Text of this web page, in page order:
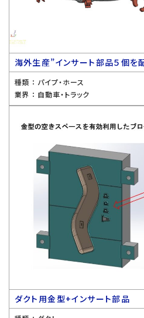
海外生産”インサート部品５個
種類 ： パイプ・ホース
業界 ： 自動車・トラック
ダクト用金型+インサート部品